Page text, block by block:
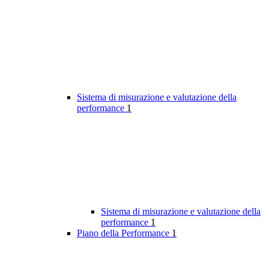
Sistema di misurazione e valutazione della
performance 1
Sistema di misurazione e valutazione della
performance 1
Piano della Performance 1